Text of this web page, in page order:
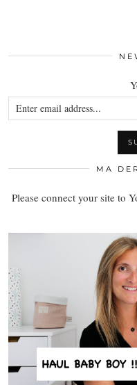
MA
Please connect your site to